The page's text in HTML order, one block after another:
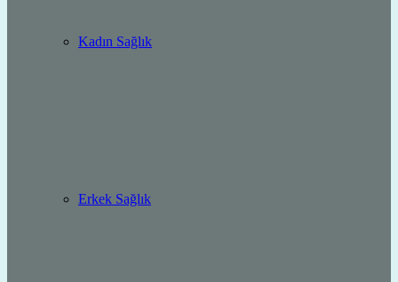
Kadın Sağlık
Erkek Sağlık